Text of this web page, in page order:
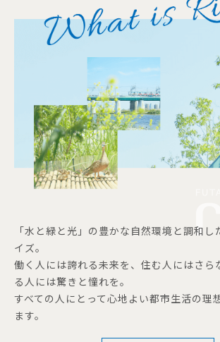
「水と緑と光」の豊かな自然環境と調和し
イズ。
働く人には誇れる未来を、住む人にはさら
る人には驚きと憧れを。
すべての人にとって心地よい都市生活の理
ます。